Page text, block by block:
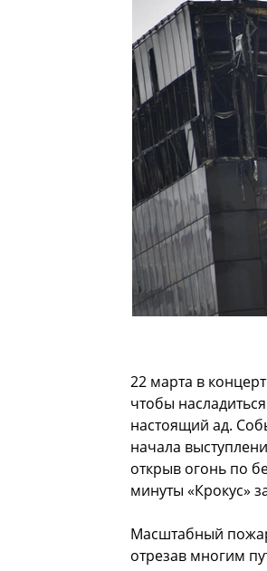
22 марта в
чтобы
настоящий ад.
начала
открыв огонь по
минуты «Крокус»
Масштабный
отрезав многим